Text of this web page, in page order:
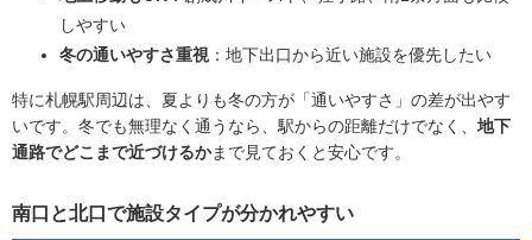
しやすい
冬の通いやすさ重視 ：地下出口から近い施設を優先したい
特に札幌駅周辺は、夏よりも冬の方が「通いやすさ」の差が出やす
いです。冬でも無理なく通うなら、駅からの距離だけでなく、 地下
通路でどこまで近づけるかまで見ておくと安心です。
南口と北口で施設タイプが分かれやすい